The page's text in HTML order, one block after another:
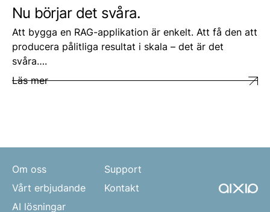
Nu börjar det svåra.
Att bygga en RAG-applikation är enkelt. Att få den att
producera pålitliga resultat i skala – det är det
svåra….
Läs mer
Om oss
Vårt erbjudande
AI lösningar
Support
Kontakt